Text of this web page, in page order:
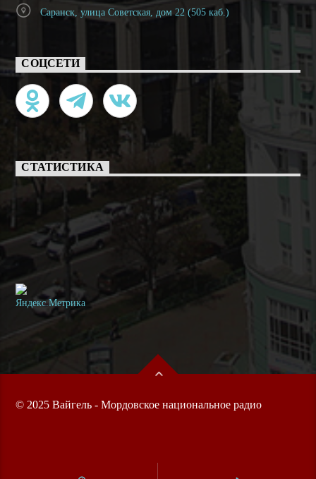
Саранск, улица Советская, дом 22 (505 каб.)
СОЦСЕТИ
СТАТИСТИКА
© 2025 Вайгель - Мордовское национальное радио